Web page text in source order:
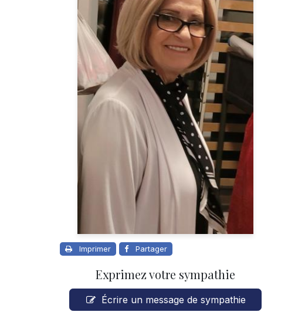
Imprimer Partager
Exprimez votre sympathie
Écrire un message de sympathie